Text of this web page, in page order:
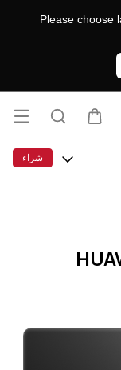
Please choose
فتح
شراء